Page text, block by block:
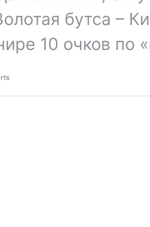
бутса –
10 очков по